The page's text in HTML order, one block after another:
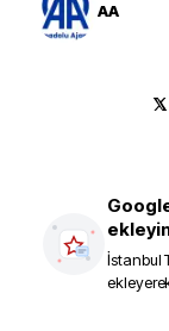
AA
İstanbul